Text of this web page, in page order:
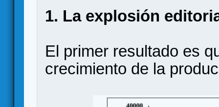
1. La explosión
El primer resultado es
crecimiento de la